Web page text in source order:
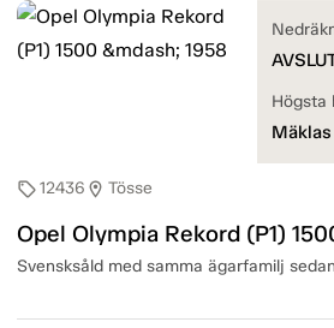
sell12436 location_on Tösse
Opel Olympia Rekord (P1)
Svensksåld med samma ägarfamilj
Högsta
Mäklas